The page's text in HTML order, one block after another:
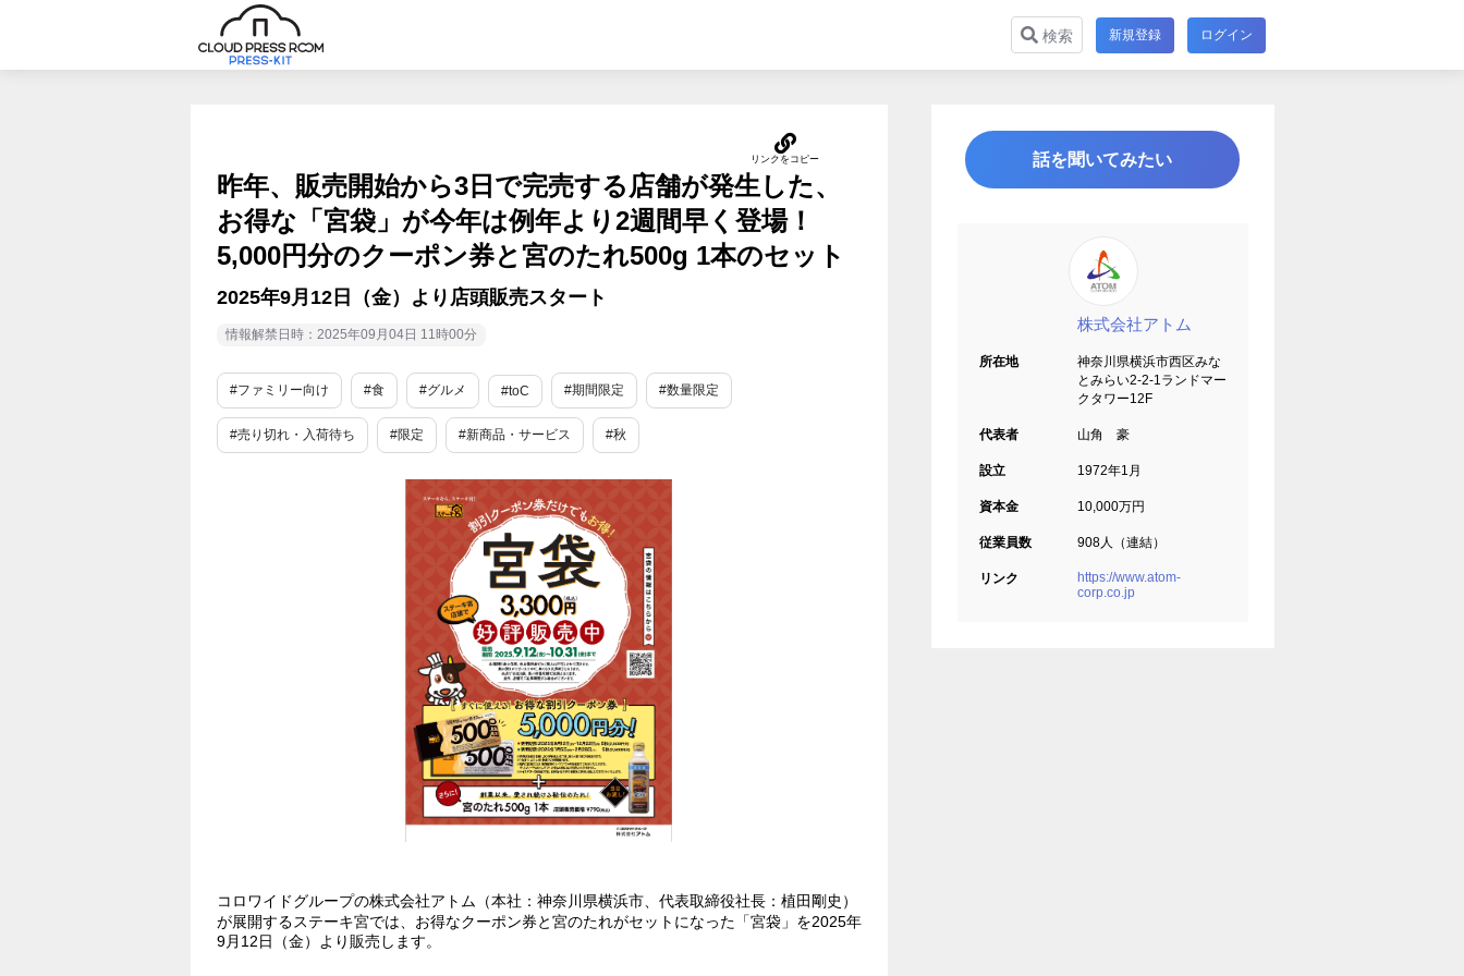
検索 新規登録 ログイン
昨年、販売開始から3日で完売する店舗が発生した、
お得な「宮袋」が今年は例年より2週間早く登場！
5,000円分のクーポン券と宮のたれ500g 1本のセット
2025年9月12日（金）より店頭販売スタート
情報解禁日時：2025年09月04日 11時00分
#ファミリー向け #食 #グルメ #toC #期間限定 #数量限定
#売り切れ・入荷待ち #限定 #新商品・サービス #秋
コロワイドグループの株式会社アトム（本社：神奈川県横浜市、代表取締役社長：植田剛史）
が展開するステーキ宮では、お得なクーポン券と宮のたれがセットになった「宮袋」を2025年
9月12日（金）より販売します。
話を聞いてみたい
株式会社アトム
所在地
神奈川県横浜市西区みな
とみらい2-2-1ランドマー
クタワー12F
代表者 山角 豪
設立 1972年1月
資本金 10,000万円
従業員数 908人（連結）
リンク
https://www.atom-
corp.co.jp